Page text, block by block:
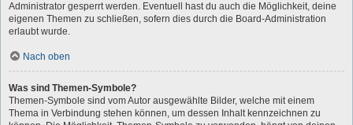
Administrator gesperrt werden. Eventuell hast du auch die Möglichkeit, deine
eigenen Themen zu schließen, sofern dies durch die Board-Administration
erlaubt wurde.
Nach oben
Was sind Themen-Symbole?
Themen-Symbole sind vom Autor ausgewählte Bilder, welche mit einem
Thema in Verbindung stehen können, um dessen Inhalt kennzeichnen zu